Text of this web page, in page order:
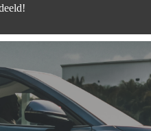
met 5 sterren